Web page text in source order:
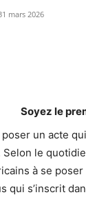
mars 2026
Soyez le
un acte
le
à se
qui s’inscrit